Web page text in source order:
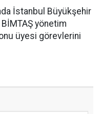
İstanbul Büyükşehir
yönetim
üyesi görevlerini